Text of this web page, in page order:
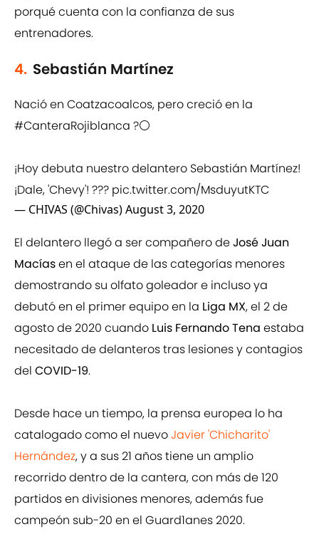
porqué cuenta con la confianza de sus
entrenadores.
4. Sebastián Martínez
Nació en Coatzacoalcos, pero creció en la
#CanteraRojiblanca ?⚪️
¡Hoy debuta nuestro delantero Sebastián Martínez!
¡Dale, 'Chevy'! ??? pic.twitter.com/MsduyutKTC
— CHIVAS (@Chivas)August 3, 2020
El delantero llegó a ser compañero deJosé Juan
Macíasen el ataque de las categorías menores
demostrando su olfato goleador e incluso ya
debutó en el primer equipo en la Liga MX, el 2 de
agosto de 2020 cuando Luis Fernando Tena estaba
necesitado de delanteros tras lesiones y contagios
del COVID-19.
Desde hace un tiempo, la prensa europea lo ha
catalogado como el nuevoJavier 'Chicharito'
Hernández, y a sus 21 años tiene un amplio
recorrido dentro de la cantera, con más de 120
partidos en divisiones menores, además fue
campeón sub-20 en el Guard1anes 2020.